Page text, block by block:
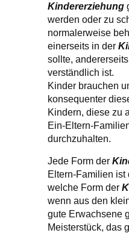
Kindererziehung
werden oder zu
normalerweise
einerseits in der
sollte,
verständlich ist.
Kinder brauchen
konsequenter
Kindern, diese zu
Ein-Eltern-
durchzuhalten.
Jede Form der
Eltern-Familien
welche Form der
wenn aus den
gute Erwachsene
Meisterstück, das